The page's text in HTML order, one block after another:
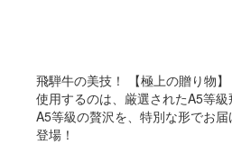
飛騨牛の美技！ 【極上の贈り物】
使用するのは、厳選されたA5等級
A5等級の贅沢を、特別な形でお
登場！